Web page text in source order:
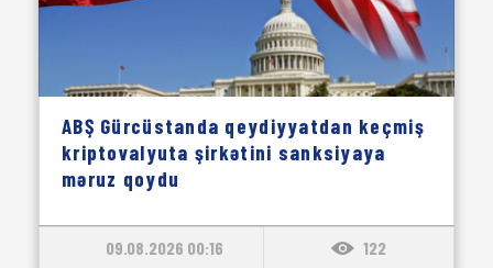
ABŞ Gürcüstanda qeydiyyatdan keçmiş
kriptovalyuta şirkətini sanksiyaya
məruz qoydu
09.08.2026 00:16 122